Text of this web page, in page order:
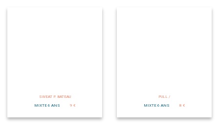
SWEAT P. BATEAU
MIXTE 6 ANS
9 €
PULL /
MIXTE 6 ANS
8 €